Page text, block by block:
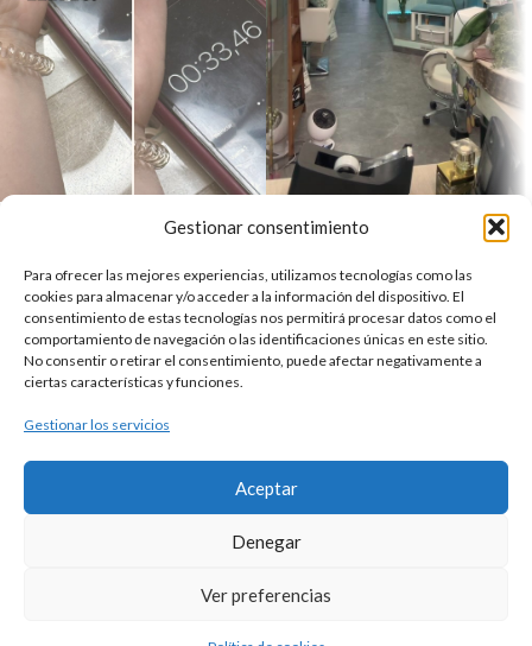
Gestionar consentimiento
Para ofrecer las mejores experiencias, utilizamos tecnologías como las
cookies para almacenar y/o acceder a la información del dispositivo. El
consentimiento de estas tecnologías nos permitirá procesar datos como el
comportamiento de navegación o las identificaciones únicas en este sitio.
No consentir o retirar el consentimiento, puede afectar negativamente a
ciertas características y funciones.
Gestionar los servicios
Aceptar
Denegar
Ver preferencias
Tienda Online del mejor centro de estética de Valladolid
C. Dos de Mayo, 21, 47004 Valladolid
Teléfono: 683 113 415
Reservar
NUESTRAS TIENDAS
ENLACES DE INTERÉS
Diseño y desarrollo por